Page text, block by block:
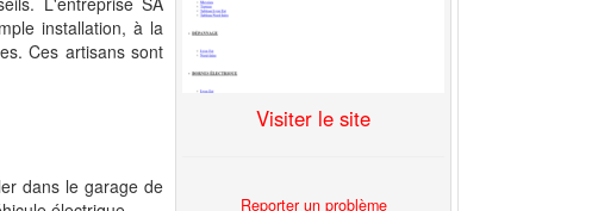
installation, à la
Ces artisans sont
dans le garage de
Visiter le site
Reporter un problème